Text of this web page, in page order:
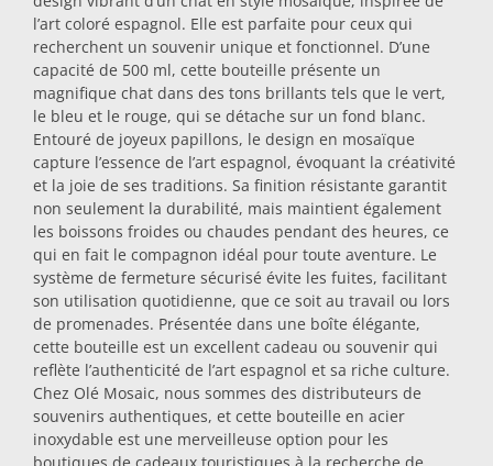
Dessous-de-plat
Verres
Verres à shot
Souvenirs par ville
Souvenirs d'Espagne
l’art coloré espagnol. Elle est parfaite pour ceux qui
recherchent un souvenir unique et fonctionnel. D’une
capacité de 500 ml, cette bouteille présente un
magnifique chat dans des tons brillants tels que le vert,
le bleu et le rouge, qui se détache sur un fond blanc.
Entouré de joyeux papillons, le design en mosaïque
capture l’essence de l’art espagnol, évoquant la créativité
et la joie de ses traditions. Sa finition résistante garantit
non seulement la durabilité, mais maintient également
les boissons froides ou chaudes pendant des heures, ce
qui en fait le compagnon idéal pour toute aventure. Le
système de fermeture sécurisé évite les fuites, facilitant
son utilisation quotidienne, que ce soit au travail ou lors
de promenades. Présentée dans une boîte élégante,
cette bouteille est un excellent cadeau ou souvenir qui
reflète l’authenticité de l’art espagnol et sa riche culture.
Chez Olé Mosaic, nous sommes des distributeurs de
souvenirs authentiques, et cette bouteille en acier
inoxydable est une merveilleuse option pour les